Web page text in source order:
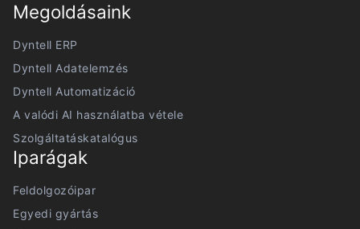
Megoldásaink
Dyntell ERP
Dyntell Adatelemzés
Dyntell Automatizáció
A valódi AI használatba vétele
Szolgáltatáskatalógus
Iparágak
Feldolgozóipar
Egyedi gyártás